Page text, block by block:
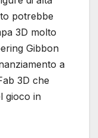
potrebbe
3D molto
Gibbon
a
3D che
gioco in